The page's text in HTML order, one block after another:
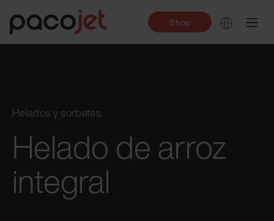
Shop
Helados y sorbetes
Helado de arroz
integral